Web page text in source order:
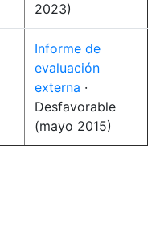
2023)
Informe de
evaluación
externa ·
Desfavorable
(mayo 2015)